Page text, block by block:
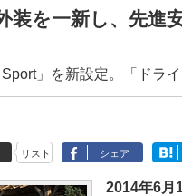
装を一新し、先進
Sport」を新設定。「ドラ
リスト シェア
2014年6月